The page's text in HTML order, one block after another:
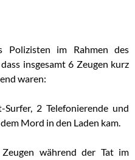
Polizisten im Rahmen des
insgesamt 6 Zeugen kurz
waren:
2 Telefonierende und
Mord in den Laden kam.
während der Tat im